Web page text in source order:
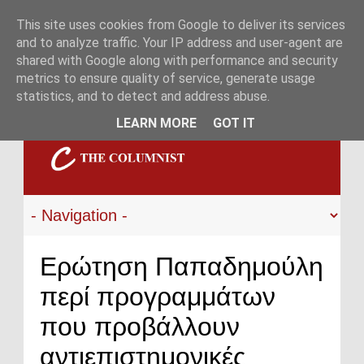
Ερώτηση Παπαδημούλη
περί προγραμμάτων
που προβάλλουν
αντιεπιστημονικές
This site uses cookies from Google to deliver its services
and to analyze traffic. Your IP address and user-agent are
shared with Google along with performance and security
metrics to ensure quality of service, generate usage
statistics, and to detect and address abuse.
LEARN MORE
GOT IT